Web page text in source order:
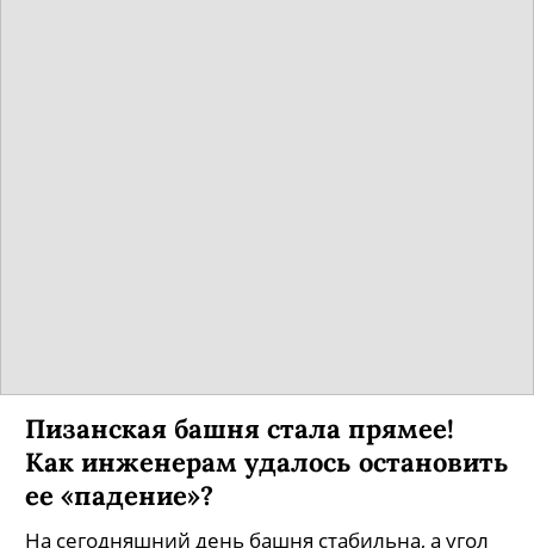
Пизанская башня стала прямее!
Как инженерам удалось остановить
ее «падение»?
На сегодняшний день башня стабильна, а угол